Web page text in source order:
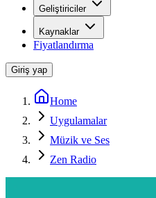
Geliştiriciler
Kaynaklar
Fiyatlandırma
Giriş yap
Home
Uygulamalar
Müzik ve Ses
Zen Radio